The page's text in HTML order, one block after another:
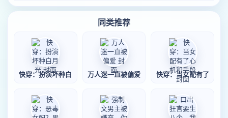
同类推荐
快穿：扮演坏种白 万人迷一直被偏爱 快穿：当女配有了